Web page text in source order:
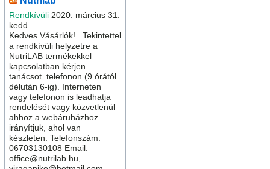
Rendkívüli 2020. március 31.
kedd
Kedves Vásárlók! Tekintettel
a rendkívüli helyzetre a
NutriLAB termékekkel
kapcsolatban kérjen
tanácsot telefonon (9 órától
délután 6-ig). Interneten
vagy telefonon is leadhatja
rendelését vagy közvetlenül
ahhoz a webáruházhoz
irányítjuk, ahol van
készleten. Telefonszám:
06703130108 Email:
office@nutrilab.hu,